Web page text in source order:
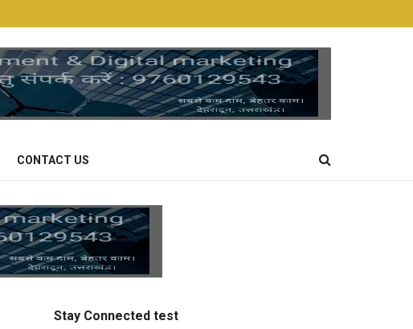
CONTACT US
Stay Connected test